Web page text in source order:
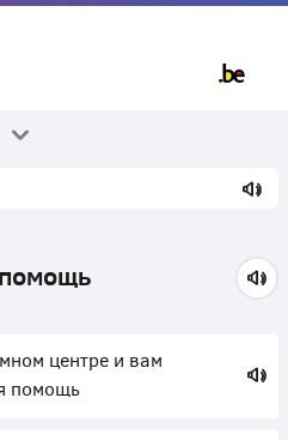
центре и вам
помощь